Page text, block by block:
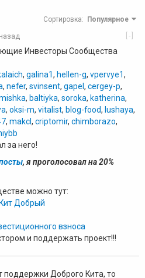
Сортировка: Популярное
[-]
Инвесторы Сообщества
, galina1, hellen-g, vpervye1,
, nefer, svinsent, gapel , cergey-p,
, baltiyka, soroka, katherina,
, oksi-m, vitalist, blog-food, lushaya,
, makcl, criptomir, chimborazo,
за него!
, я проголосовал на 20%
можно тут:
Добрый
взноса
и поддержать проект!!!
поддержки Доброго Кита, то